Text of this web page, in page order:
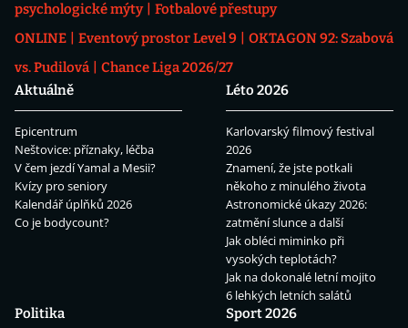
psychologické mýty
Fotbalové přestupy
ONLINE
Eventový prostor Level 9
OKTAGON 92: Szabová
vs. Pudilová
Chance Liga 2026/27
Aktuálně
Epicentrum
Neštovice: příznaky, léčba
V čem jezdí Yamal a Mesii?
Kvízy pro seniory
Kalendář úplňků 2026
Co je bodycount?
Léto 2026
Karlovarský filmový festival
2026
Znamení, že jste potkali
někoho z minulého života
Astronomické úkazy 2026:
zatmění slunce a další
Jak obléci miminko při
vysokých teplotách?
Jak na dokonalé letní mojito
6 lehkých letních salátů
Politika
Sport 2026